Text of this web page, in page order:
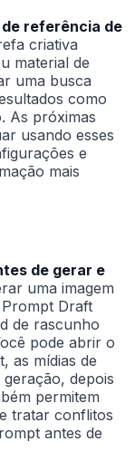
referência de
criativa
material de
uma busca
como
As próximas
usando esses
e
mais
de gerar e
uma imagem
Draft
de rascunho
pode abrir o
as mídias de
depois
permitem
tratar conflitos
antes de